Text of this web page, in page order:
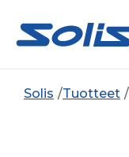
Solis Tuotteet